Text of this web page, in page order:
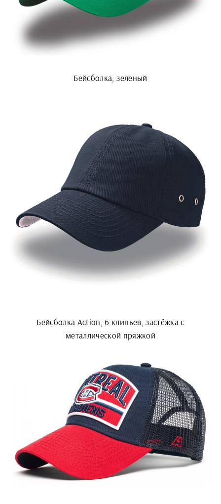
Бейсболка, зеленый
Бейсболка Action, 6 клиньев, застёжка c
металлической пряжкой